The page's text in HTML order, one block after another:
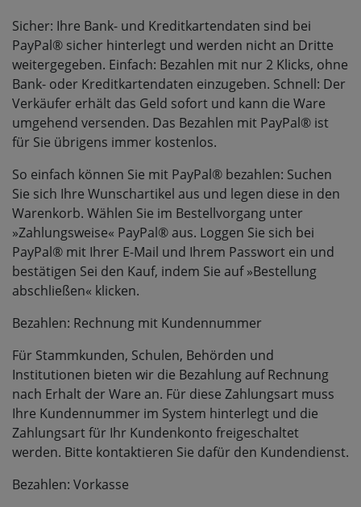
Sicher: Ihre Bank- und Kreditkartendaten sind bei
PayPal® sicher hinterlegt und werden nicht an Dritte
weitergegeben. Einfach: Bezahlen mit nur 2 Klicks, ohne
Bank- oder Kreditkartendaten einzugeben. Schnell: Der
Verkäufer erhält das Geld sofort und kann die Ware
umgehend versenden. Das Bezahlen mit PayPal® ist
für Sie übrigens immer kostenlos.
So einfach können Sie mit PayPal® bezahlen: Suchen
Sie sich Ihre Wunschartikel aus und legen diese in den
Warenkorb. Wählen Sie im Bestellvorgang unter
»Zahlungsweise« PayPal® aus. Loggen Sie sich bei
PayPal® mit Ihrer E-Mail und Ihrem Passwort ein und
bestätigen Sei den Kauf, indem Sie auf »Bestellung
abschließen« klicken.
Bezahlen: Rechnung mit Kundennummer
Für Stammkunden, Schulen, Behörden und
Institutionen bieten wir die Bezahlung auf Rechnung
nach Erhalt der Ware an. Für diese Zahlungsart muss
Ihre Kundennummer im System hinterlegt und die
Zahlungsart für Ihr Kundenkonto freigeschaltet
werden. Bitte kontaktieren Sie dafür den Kundendienst.
Bezahlen: Vorkasse